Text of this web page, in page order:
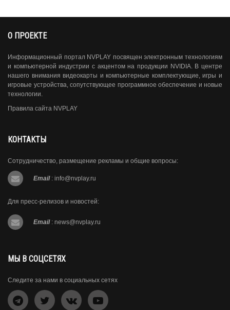
О ПРОЕКТЕ
Информационный портал NVPLAY посвящен электронным технологиям
и компьютерной индустрии с акцентом на продукции NVIDIA. В центре
нашего внимания видеокарты и компьютерные комплектующие, игры и
игровые устройства, сопутствующее программное обеспечение и новые
технологии.
Правила сайта NVPLAY
КОНТАКТЫ
Сотрудничество, размещение рекламы и общие вопросы:
Email : info@nvplay.ru
Для пресс-релизов и новостей:
Email : news@nvplay.ru
МЫ В СОЦСЕТЯХ
Следите за нами в социальных сетях